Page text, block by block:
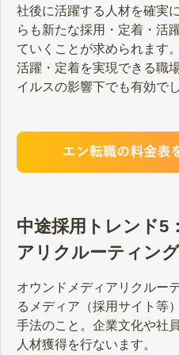
社後に活躍する人材を確実
らも新たな採用・定着・活
ていくことが求められます
活躍・定着を実現できる職
イルスの影響下でも有効でし
中途採用トレンド5
アリクルーティン
オウンドメディアリクルー
るメディア（採用サイト等
手法のこと。企業文化や社
人材獲得を行ないます。